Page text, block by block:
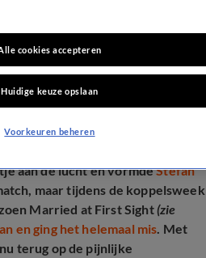
onthult ware
met Dennis
aan de lucht en vormdeStefan
maar tijdens de koppelsweek
Married at First Sight(zie
en ging het helemaal mis. Met
terug op de pijnlijke
cookies accepteren
Huidige keuze opslaan
Voorkeuren beheren